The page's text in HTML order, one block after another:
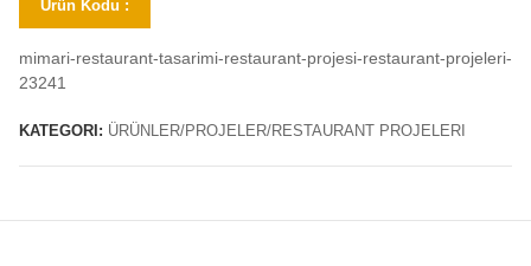
Ürün Kodu :
mimari-restaurant-tasarimi-restaurant-projesi-restaurant-projeleri-
23241
KATEGORI: ÜRÜNLER/PROJELER/RESTAURANT PROJELERI